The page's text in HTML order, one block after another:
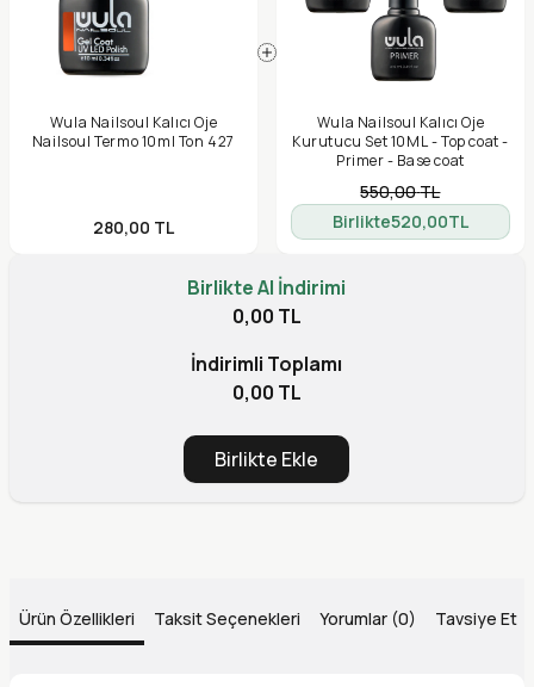
Wula Nailsoul Kalıcı Oje
Nailsoul Termo 10ml Ton 427
280,00 TL
Wula Nailsoul Kalıcı Oje
Kurutucu Set 10ML - Top coat -
Primer - Base coat
550,00TL
Birlikte520,00TL
Birlikte Al İndirimi
0,00 TL
İndirimli Toplamı
0,00 TL
Birlikte Ekle
Ürün Özellikleri Taksit Seçenekleri Yorumlar (0) Tavsiye Et